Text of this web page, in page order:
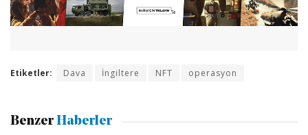
Etiketler: Dava İngiltere NFT operasyon
Benzer Haberler